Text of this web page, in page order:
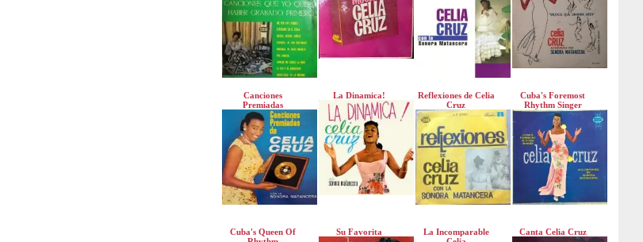
Canciones
Premiadas
La Dinamica!
Reflexiones de Celia
Cruz
Cuba's Foremost
Rhythm Singer
Cuba's Queen Of
Su Favorita
La Incomparable
Canta Celia Cruz